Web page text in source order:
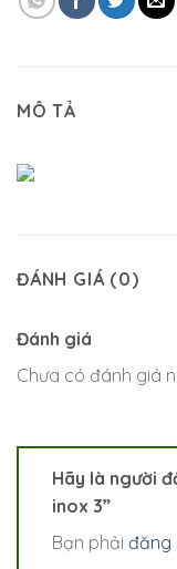
MÔ TẢ
ĐÁNH GIÁ (0)
Đánh giá
Chưa có đánh giá
Hãy là người
inox 3”
Bạn phải đăng